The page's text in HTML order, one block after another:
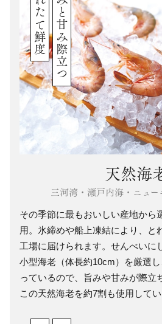
旨みと甘み際立つ
とれたて鮮度
天然海
三河湾・瀬戸内海・ニュ
その季節に最もおいしい産地から
用。氷締めや船上凍結により、と
工場に届けられます。せんべいに
小型海老（体長約10cm）を厳選
っているので、旨みや甘みが際立
この天然海老を約7割も使用してい